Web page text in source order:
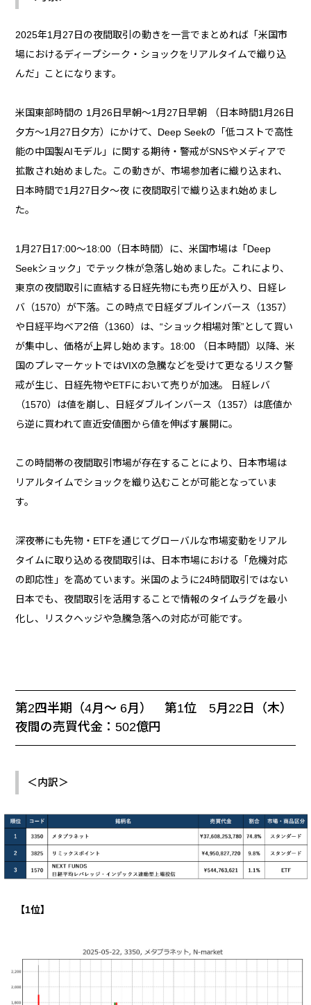
2025年1月27日の夜間取引の動きを一言でまとめれば「米国市
場におけるディープシーク・ショックをリアルタイムで織り込
んだ」ことになります。
米国東部時間の 1月26日早朝～1月27日早朝 （日本時間1月26日
夕方～1月27日夕方）にかけて、Deep Seekの「低コストで高性
能の中国製AIモデル」に関する期待・警戒がSNSやメディアで
拡散され始めました。この動きが、市場参加者に織り込まれ、
日本時間で1月27日夕～夜 に夜間取引で織り込まれ始めまし
た。
1月27日17:00〜18:00（日本時間）に、米国市場は「Deep
Seekショック」でテック株が急落し始めました。これにより、
東京の夜間取引に直結する日経先物にも売り圧が入り、日経レ
バ（1570）が下落。この時点で日経ダブルインバース（1357）
や日経平均ベア2倍（1360）は、“ショック相場対策”として買い
が集中し、価格が上昇し始めます。18:00 （日本時間）以降、米
国のプレマーケットではVIXの急騰などを受けて更なるリスク警
戒が生じ、日経先物やETFにおいて売りが加速。 日経レバ
（1570）は値を崩し、日経ダブルインバース（1357）は底値か
ら逆に買われて直近安値圏から値を伸ばす展開に。
この時間帯の夜間取引市場が存在することにより、日本市場は
リアルタイムでショックを織り込むことが可能となっていま
す。
深夜帯にも先物・ETFを通じてグローバルな市場変動をリアル
タイムに取り込める夜間取引は、日本市場における「危機対応
の即応性」を高めています。米国のように24時間取引ではない
日本でも、夜間取引を活用することで情報のタイムラグを最小
化し、リスクヘッジや急騰急落への対応が可能です。
第2四半期（4月～ 6月） 第1位 5月22日（木）
夜間の売買代金：502億円
＜内訳＞
【1位】